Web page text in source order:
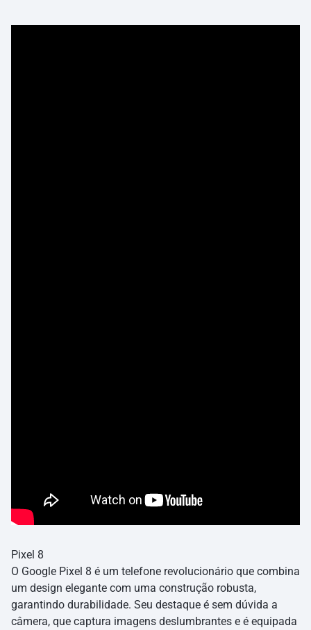
Pixel 8
O Google Pixel 8 é um telefone revolucionário que combina
um design elegante com uma construção robusta,
garantindo durabilidade. Seu destaque é sem dúvida a
câmera, que captura imagens deslumbrantes e é equipada